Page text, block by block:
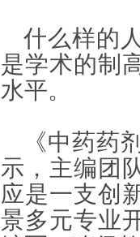
什么样的
是学术的制
水平。
《中药药
示，主编团
应是一支创
景多元专业